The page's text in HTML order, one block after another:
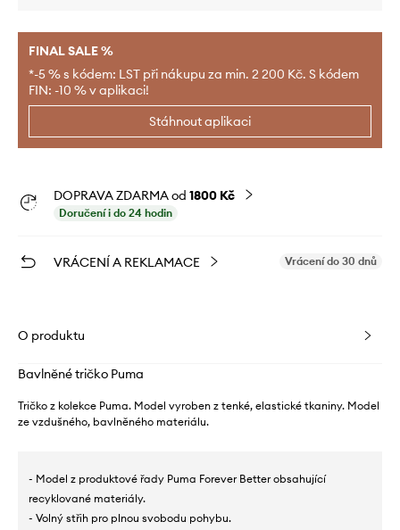
FINAL SALE %
*-5 % s kódem: LST při nákupu za min. 2 200 Kč. S kódem
FIN: -10 % v aplikaci!
Stáhnout aplikaci
DOPRAVA ZDARMA od 1800 Kč
Doručení i do 24 hodin
VRÁCENÍ A REKLAMACE Vrácení do 30 dnů
O produktu
Bavlněné tričko Puma
Tričko z kolekce Puma. Model vyroben z tenké, elastické tkaniny. Model
ze vzdušného, ​​bavlněného materiálu.
- Model z produktové řady Puma Forever Better obsahující
recyklované materiály.
- Volný střih pro plnou svobodu pohybu.